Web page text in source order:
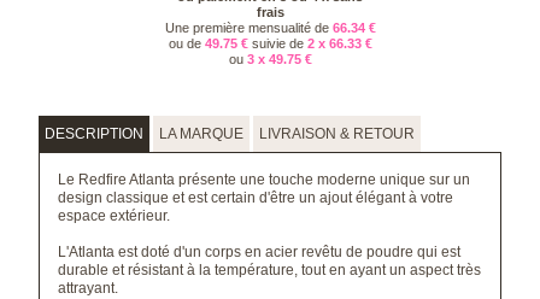
frais
Une première mensualité de 66.34 €
ou de 49.75 €suivie de 2 x 66.33 €
ou 3 x 49.75 €
DESCRIPTION LA MARQUE LIVRAISON & RETOUR
Le Redfire Atlanta présente une touche moderne unique sur un
design classique et est certain d'être un ajout élégant à votre
espace extérieur.
L'Atlanta est doté d'un corps en acier revêtu de poudre qui est
durable et résistant à la température, tout en ayant un aspect très
attrayant.